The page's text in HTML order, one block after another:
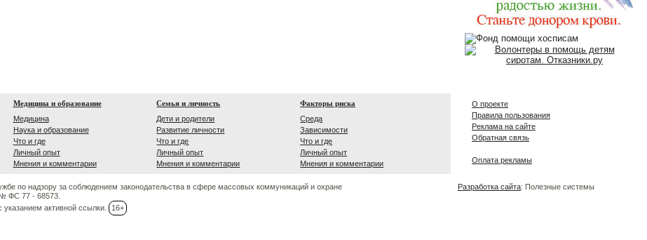
О проекте
Правила пользования
Реклама на сайте
Обратная связь
Оплата рекламы
Медицина и образование
Медицина
Наука и образование
Что и где
Личный опыт
Мнения и комментарии
Семья и личность
Дети и родители
Развитие личности
Что и где
Личный опыт
Мнения и комментарии
Факторы риска
Среда
Зависимости
Что и где
Личный опыт
Мнения и комментарии
Разработка сайта: Полезные системы
по надзору за соблюдением законодательства в сфере массовых коммуникаций и охране
№ ФС 77 - 68573.
активной ссылки.
16+